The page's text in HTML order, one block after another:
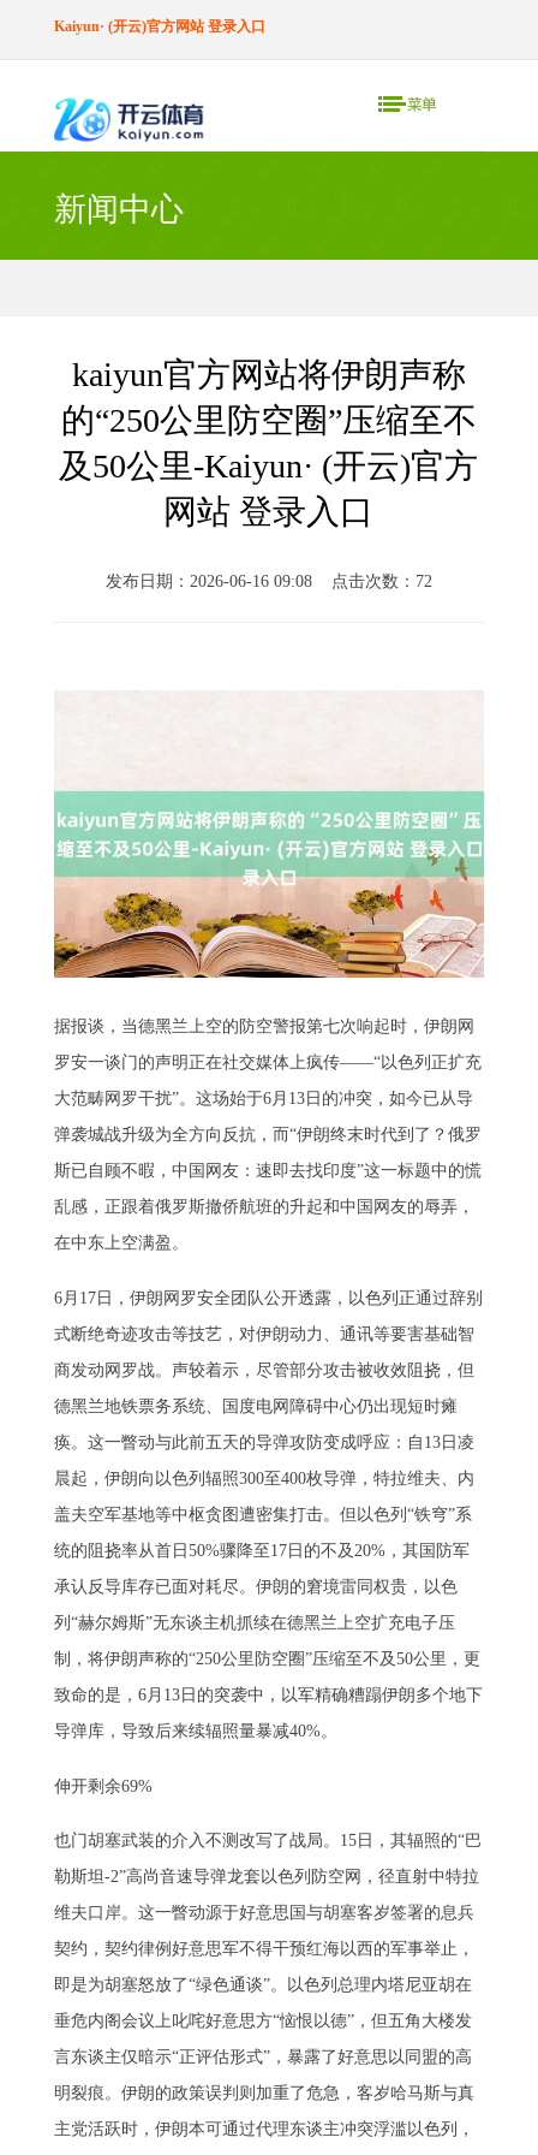
Kaiyun· (开云)官方网站 登录入口
新闻中心
kaiyun官方网站将伊朗声称
的“250公里防空圈”压缩至不
及50公里-Kaiyun· (开云)官方
网站 登录入口
发布日期：2026-06-16 09:08 点击次数：72
据报谈，当德黑兰上空的防空警报第七次响起时，伊朗网
罗安一谈门的声明正在社交媒体上疯传——“以色列正扩充
大范畴网罗干扰”。这场始于6月13日的冲突，如今已从导
弹袭城战升级为全方向反抗，而“伊朗终末时代到了？俄罗
斯已自顾不暇，中国网友：速即去找印度”这一标题中的慌
乱感，正跟着俄罗斯撤侨航班的升起和中国网友的辱弄，
在中东上空满盈。
6月17日，伊朗网罗安全团队公开透露，以色列正通过辞别
式断绝奇迹攻击等技艺，对伊朗动力、通讯等要害基础智
商发动网罗战。声较着示，尽管部分攻击被收效阻挠，但
德黑兰地铁票务系统、国度电网障碍中心仍出现短时瘫
痪。这一瞥动与此前五天的导弹攻防变成呼应：自13日凌
晨起，伊朗向以色列辐照300至400枚导弹，特拉维夫、内
盖夫空军基地等中枢贪图遭密集打击。但以色列“铁穹”系
统的阻挠率从首日50%骤降至17日的不及20%，其国防军
承认反导库存已面对耗尽。伊朗的窘境雷同权贵，以色
列“赫尔姆斯”无东谈主机抓续在德黑兰上空扩充电子压
制，将伊朗声称的“250公里防空圈”压缩至不及50公里，更
致命的是，6月13日的突袭中，以军精确糟蹋伊朗多个地下
导弹库，导致后来续辐照量暴减40%。
伸开剩余69%
也门胡塞武装的介入不测改写了战局。15日，其辐照的“巴
勒斯坦-2”高尚音速导弹龙套以色列防空网，径直射中特拉
维夫口岸。这一瞥动源于好意思国与胡塞客岁签署的息兵
契约，契约律例好意思军不得干预红海以西的军事举止，
即是为胡塞怒放了“绿色通谈”。以色列总理内塔尼亚胡在
垂危内阁会议上叱咤好意思方“恼恨以德”，但五角大楼发
言东谈主仅暗示“正评估形式”，暴露了好意思以同盟的高
明裂痕。伊朗的政策误判则加重了危急，客岁哈马斯与真
主党活跃时，伊朗本可通过代理东谈主冲突浮滥以色列，